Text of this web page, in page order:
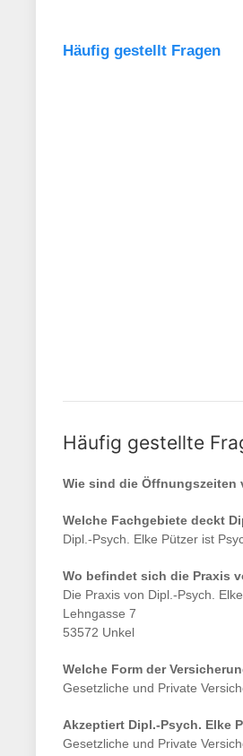
Häufig gestellt Fragen
Häufig gestellte
Wie sind die Öffnungszeiten
Welche Fachgebiete deckt
Dipl.-Psych. Elke Pützer ist
Wo befindet sich die Praxis
Die Praxis von Dipl.-Psych.
Lehngasse 7
53572 Unkel
Welche Form der
Gesetzliche und Private
Akzeptiert Dipl.-Psych. Elke
Gesetzliche und Private